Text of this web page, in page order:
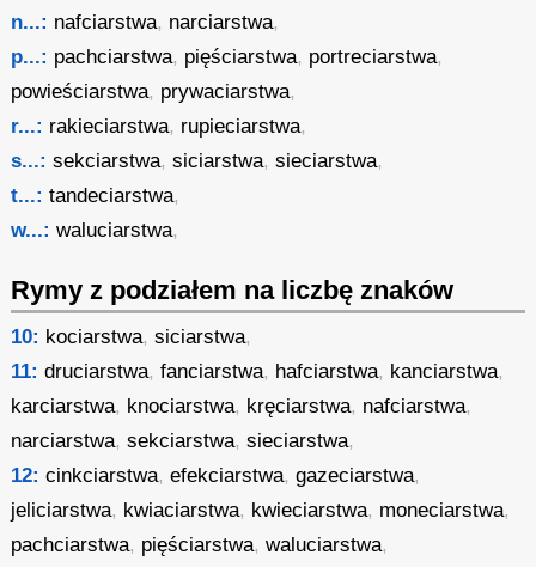
n...: nafciarstwa, narciarstwa,
p...: pachciarstwa, pięściarstwa, portreciarstwa,
powieściarstwa, prywaciarstwa,
r...: rakieciarstwa, rupieciarstwa,
s...: sekciarstwa,siciarstwa,sieciarstwa,
t...: tandeciarstwa,
w...: waluciarstwa,
Rymy z podziałem na liczbę znaków
10: kociarstwa,siciarstwa,
11: druciarstwa,fanciarstwa, hafciarstwa, kanciarstwa,
karciarstwa, knociarstwa, kręciarstwa, nafciarstwa,
narciarstwa,sekciarstwa,sieciarstwa,
12: cinkciarstwa,efekciarstwa,gazeciarstwa,
jeliciarstwa, kwiaciarstwa, kwieciarstwa, moneciarstwa,
pachciarstwa, pięściarstwa,waluciarstwa,